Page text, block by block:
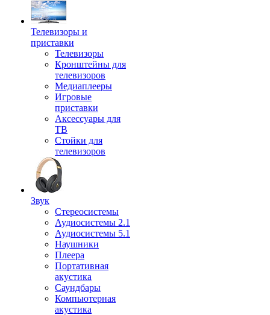
Телевизоры и
приставки
Телевизоры
Кронштейны для
телевизоров
Медиаплееры
Игровые
приставки
Аксессуары для
ТВ
Стойки для
телевизоров
Звук
Стереосистемы
Аудиосистемы 2.1
Аудиосистемы 5.1
Наушники
Плеера
Портативная
акустика
Саундбары
Компьютерная
акустика